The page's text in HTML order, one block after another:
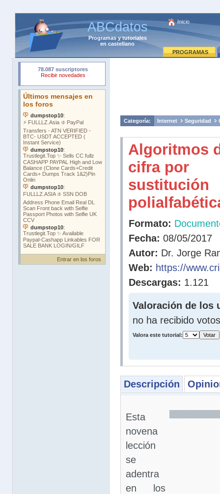
ABCdatos
Programasytutoriales
en castellano
Inicio
PROGRAMAS
Entrar en los foros
Categoría: Internet Seguridad
Algoritmos
cifra por
sustitución
Formato:
Fecha: 08/05/2017
Autor: Dr. Jorge
Web: https://
Descargas: 1.121
Valoración de los
no ha recibido votos
Valora este tutorial:
Descripción
Esta
novena
lección
se
adentra
en los